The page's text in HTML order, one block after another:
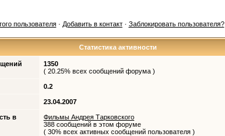
пользователя· Добавить в контакт· Заблокировать пользователя?
Статистика активности
1350
( 20.25% всех сообщений форума )
0.2
23.04.2007
в
Фильмы Андрея Тарковского
388 сообщений в этом форуме
( 30% всех активных сообщений пользователя )